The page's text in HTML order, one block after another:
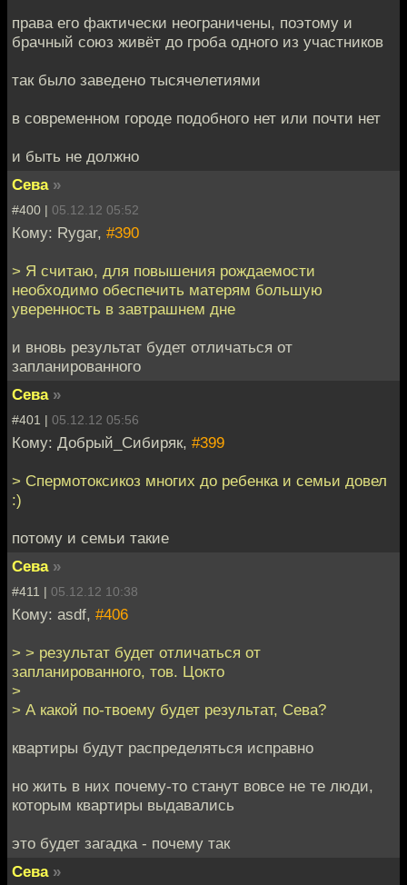
права его фактически неограничены, поэтому и
брачный союз живёт до гроба одного из участников
так было заведено тысячелетиями
в современном городе подобного нет или почти нет
и быть не должно
Сева »
#400 | 05.12.12 05:52
Кому: Rygar, #390
> Я считаю, для повышения рождаемости
необходимо обеспечить матерям большую
уверенность в завтрашнем дне
и вновь результат будет отличаться от
запланированного
Сева »
#401 | 05.12.12 05:56
Кому: Добрый_Сибиряк, #399
> Спермотоксикоз многих до ребенка и семьи довел
:)
потому и семьи такие
Сева »
#411 | 05.12.12 10:38
Кому: asdf, #406
> > результат будет отличаться от
запланированного, тов. Цокто
>
> А какой по-твоему будет результат, Сева?
квартиры будут распределяться исправно
но жить в них почему-то станут вовсе не те люди,
которым квартиры выдавались
это будет загадка - почему так
Сева »